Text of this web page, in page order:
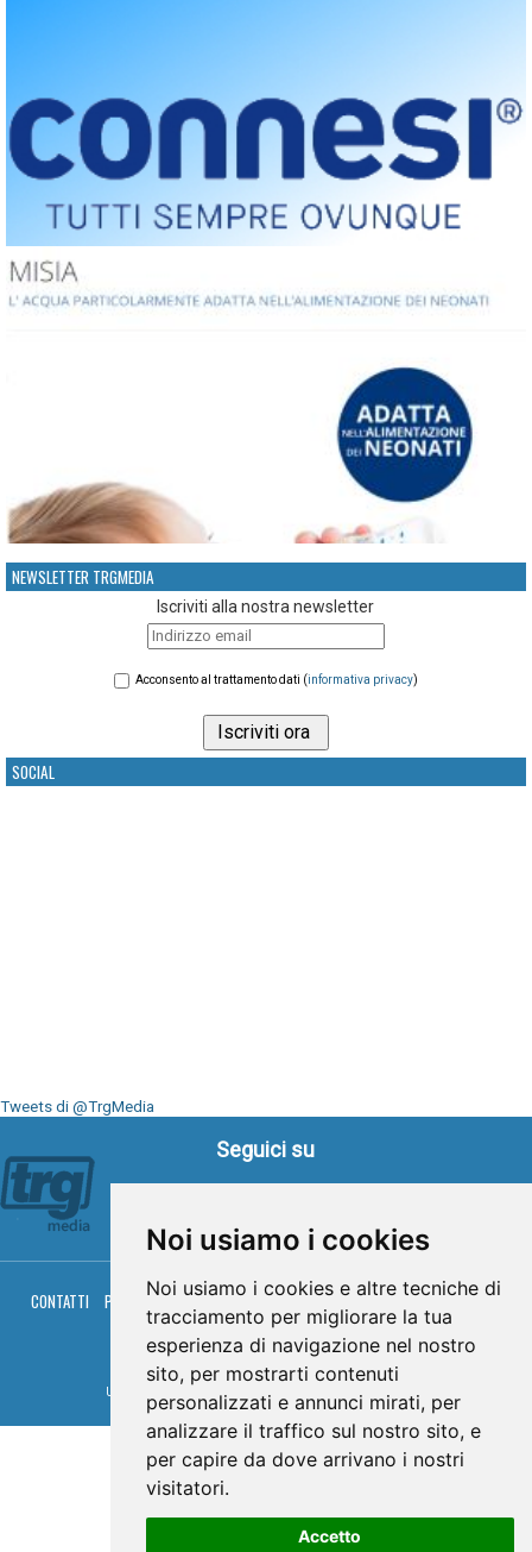
Noi usiamo i cookies
Noi usiamo i cookies e altre tecniche di
tracciamento per migliorare la tua
esperienza di navigazione nel nostro
sito, per mostrarti contenuti
personalizzati e annunci mirati, per
analizzare il traffico sul nostro sito, e
per capire da dove arrivano i nostri
visitatori.
Accetto
NEWSLETTER TRGMEDIA
Iscriviti alla nostra newsletter
Acconsento al trattamento dati (informativa privacy)
SOCIAL
Tweets di @TrgMedia
Seguici su
CONTATTI PRIVACY COOKIES PALINSESTO DIRETTA TV
DIRETTA RADIO
RGM HITRADIO
© TRG Media 2005-2026
Umbria Televisioni s.r.l. - P.I.00496230541 - www.trgmedia.it